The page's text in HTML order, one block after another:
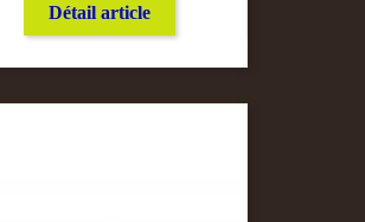
Détail article